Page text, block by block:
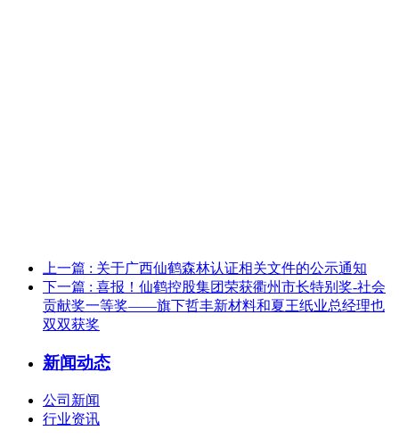
上一篇 : 关于广西仙鹤森林认证相关文件的公示通知
下一篇 : 喜报！仙鹤控股集团荣获衢州市长特别奖-社会
贡献奖一等奖——旗下哲丰新材料和夏王纸业总经理也
双双获奖
新闻动态
公司新闻
行业资讯